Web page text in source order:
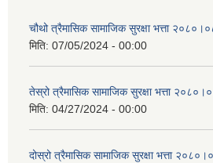
चौथो त्रैमासिक सामाजिक सुरक्षा भत्ता
मिति: 07/05/2024 - 00:00
तेस्रो त्रैमासिक सामाजिक सुरक्षा भत्ता
मिति: 04/27/2024 - 00:00
दोस्रो त्रैमासिक सामाजिक सुरक्षा भत्ता